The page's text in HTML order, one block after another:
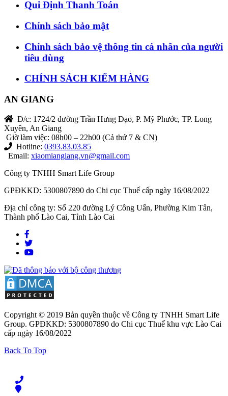
Qui Định Thanh Toán
Chính sách bảo mật
Chính sách bảo vệ thông tin cá nhân của người
tiêu dùng
CHÍNH SÁCH KIỂM HÀNG
AN GIANG
Đ/c: 1724/2 đường Trần Hưng Đạo, P. Mỹ Phước, TP. Long
Xuyên, An Giang
Giờ làm việc: 08h00 – 22h00 (Cả thứ 7 & CN)
Hotline: 0393.83.03.85
Email: xiaomiangiang.vn@gmail.com
Công ty TNHH Smart Life Group
GPĐKKD: 5300807890 do Chi cục Thuế cấp ngày 16/08/2022
Địa chỉ công ty: Số 220 đường Lý Công Uẩn, Phường Kim Tân,
Thành phố Lào Cai, Tỉnh Lào Cai
Copyright © 2019 Bản quyền thuộc về Công ty TNHH Smart Life
Group. GPĐKKD: 5300807890 do Chi cục Thuế khu vực Lào Cai
cấp ngày 16/08/2022
Back To Top